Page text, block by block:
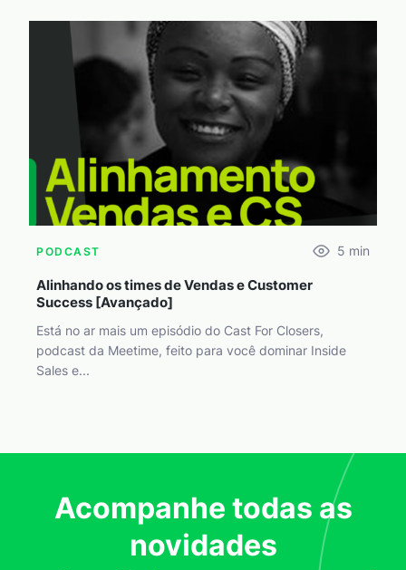
PODCAST 5 min
Alinhando os times de Vendas e Customer
Success [Avançado]
Está no ar mais um episódio do Cast For Closers,
podcast da Meetime, feito para você dominar Inside
Sales e...
Acompanhe todas as
novidades